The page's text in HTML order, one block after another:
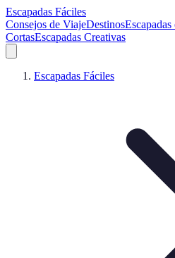
Escapadas Fáciles
Consejos de ViajeDestinos
CortasEscapadas Creativas
Escapadas Fáciles